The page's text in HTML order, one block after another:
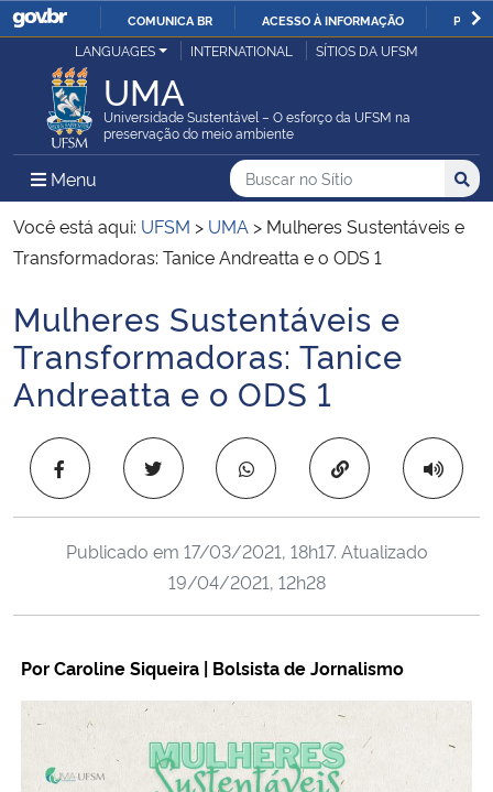
IR
O
CONTEÚDO
COMUNICA BR ACESSO À INFORMAÇÃO
Ministério da Justiça e Segurança Pública
Ministério da Defesa
Ministério das Relações Exteriores
Ministério da Infraestrutura
Ministério da Agricultura, Pecuária e Abastecimento
Ministério da Educação
Ministério do Meio Ambiente
LANGUAGES INTERNATIONAL SÍTIOS DA UFSM
UMA
Universidade Sustentável – O esforço da UFSM na
preservação do meio ambiente
Menu Menu Principal do Sítio
Busca
Buscar no no Sítio
Busca:
Você está aqui: UFSM > UMA > Mulheres Sustentáveis e
Transformadoras: Tanice Andreatta e o ODS 1
Início do conteúdo
Mulheres Sustentáveis e
Transformadoras: Tanice
Andreatta e o ODS 1
Copiar para área
Publicado em 17/03/2021, 18h17. Atualizado
19/04/2021, 12h28
Por Caroline Siqueira | Bolsista de Jornalismo